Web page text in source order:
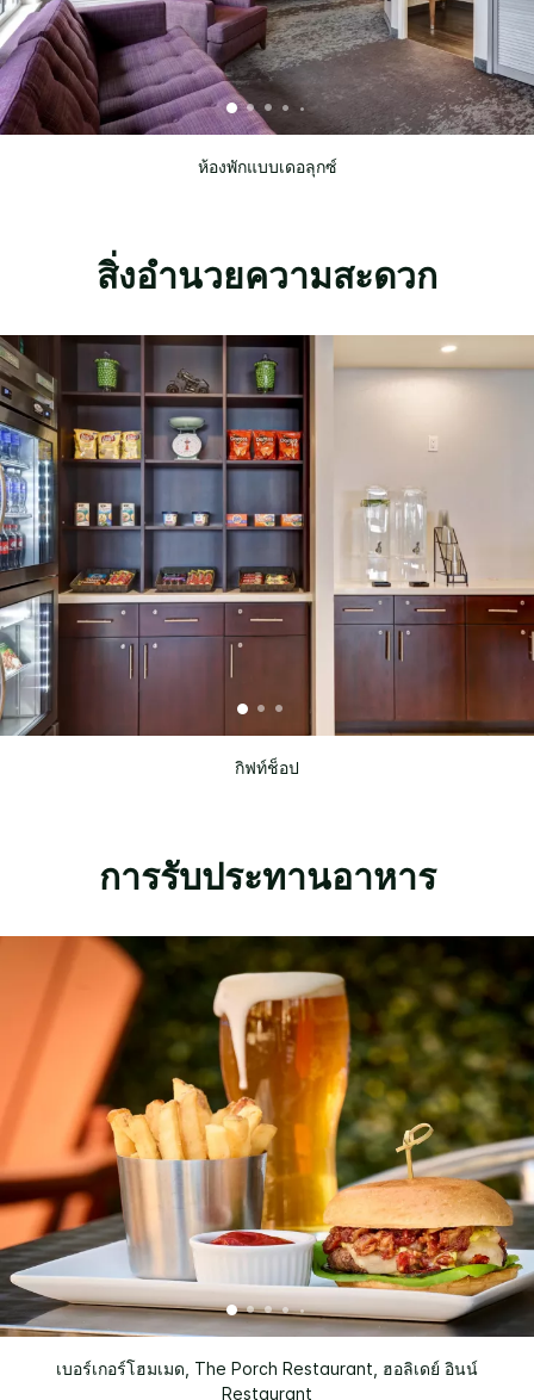
ห้องพักแบบเดอลุกซ์
สิ่งอำนวยความสะดวก
กิฟท์ช็อป
การรับประทานอาหาร
เบอร์เกอร์โฮมเมด, The Porch Restaurant, ฮอลิเดย์ อินน์
Restaurant